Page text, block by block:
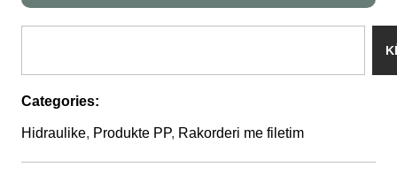
Categories:
Hidraulike, Produkte PP, Rakorderi me filetim